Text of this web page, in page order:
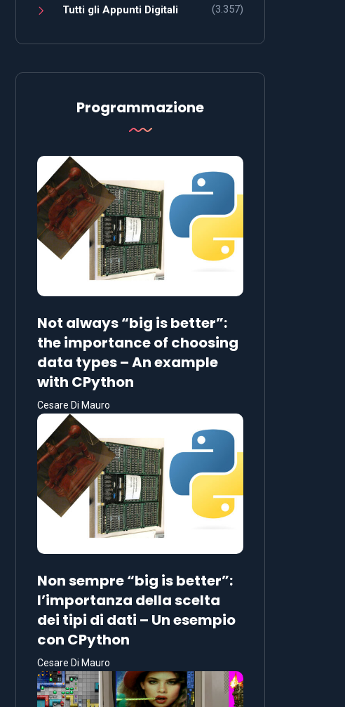
Tutti gli Appunti Digitali (3.357)
Programmazione
Not always “big is better”:
the importance of choosing
data types – An example
with CPython
Cesare Di Mauro
Non sempre “big is better”:
l’importanza della scelta
dei tipi di dati – Un esempio
con CPython
Cesare Di Mauro